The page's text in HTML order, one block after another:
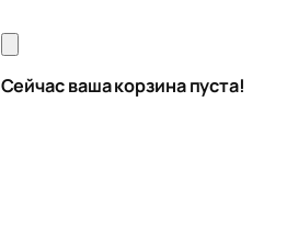
Сейчас ваша корзина пуста!